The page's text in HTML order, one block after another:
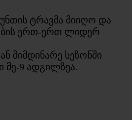
ტრავმა მიიღო და
ერთ-ერთ ლიდერ
მიმდინარე სეზონში
მე-9 ადგილზეა.